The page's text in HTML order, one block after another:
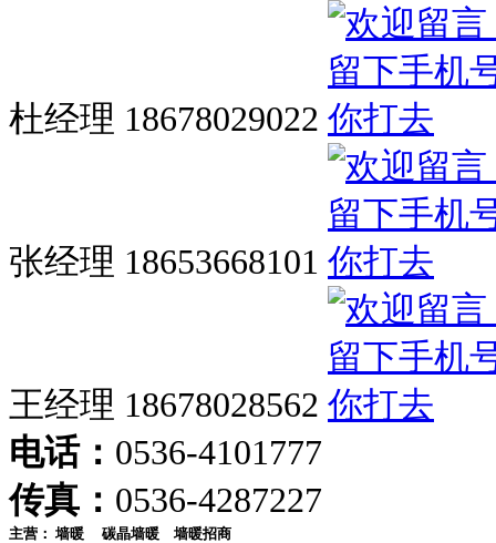
杜经理 18678029022
张经理 18653668101
王经理 18678028562
电话： 0536-4101777
传真： 0536-4287227
主营： 墙暖 碳晶墙暖 墙暖招商